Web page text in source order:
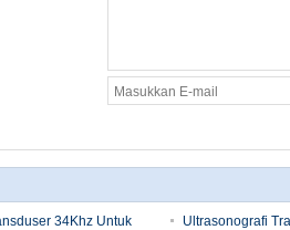
34Khz Untuk
Ultrasonografi